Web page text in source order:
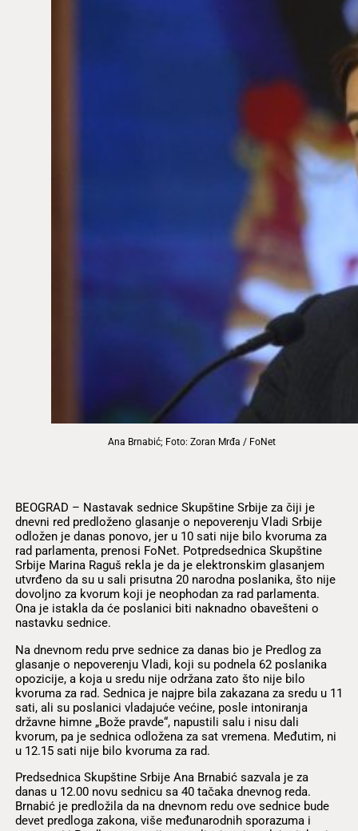
Ana Brnabić; Foto: Zoran Mrđa / FoNet
BEOGRAD – Nastavak sednice Skupštine Srbije za čiji je
dnevni red predloženo glasanje o nepoverenju Vladi Srbije
odložen je danas ponovo, jer u 10 sati nije bilo kvoruma za
rad parlamenta, prenosi FoNet. Potpredsednica Skupštine
Srbije Marina Raguš rekla je da je elektronskim glasanjem
utvrđeno da su u sali prisutna 20 narodna poslanika, što nije
dovoljno za kvorum koji je neophodan za rad parlamenta.
Ona je istakla da će poslanici biti naknadno obavešteni o
nastavku sednice.
Na dnevnom redu prve sednice za danas bio je Predlog za
glasanje o nepoverenju Vladi, koji su podnela 62 poslanika
opozicije, a koja u sredu nije održana zato što nije bilo
kvoruma za rad. Sednica je najpre bila zakazana za sredu u 11
sati, ali su poslanici vladajuće većine, posle intoniranja
državne himne „Bože pravde“, napustili salu i nisu dali
kvorum, pa je sednica odložena za sat vremena. Međutim, ni
u 12.15 sati nije bilo kvoruma za rad.
Predsednica Skupštine Srbije Ana Brnabić sazvala je za
danas u 12.00 novu sednicu sa 40 tačaka dnevnog reda.
Brnabić je predložila da na dnevnom redu ove sednice bude
devet predloga zakona, više međunarodnih sporazuma i